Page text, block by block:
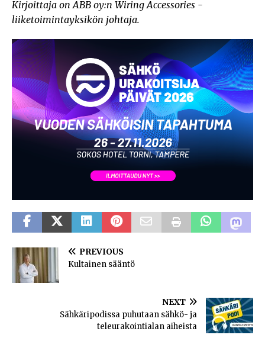
Kirjoittaja on ABB oy:n Wiring Accessories -
liiketoimintayksikön johtaja.
PREVIOUS
Kultainen sääntö
NEXT
Sähkäripodissa puhutaan sähkö- ja
teleurakointialan aiheista